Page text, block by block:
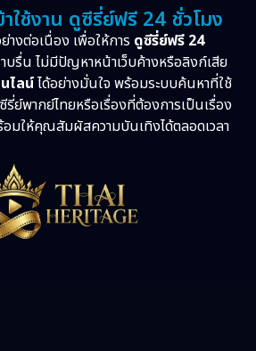
ใช้งาน ดูซีรี่ย์ฟรี 24 ชั่วโมง
งต่อเนื่อง เพื่อให้การ ดูซีรี่ย์ฟรี 24
บรื่น ไม่มีปัญหาหน้าเว็บค้างหรือลิงก์เสีย
ไลน์ได้อย่างมั่นใจ พร้อมระบบค้นหาที่ใช้
รี่ย์พากย์ไทยหรือเรื่องที่ต้องการเป็นเรื่อง
มให้คุณสัมผัสความบันเทิงได้ตลอดเวลา